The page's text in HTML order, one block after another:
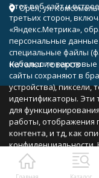
Орёл, ул.
Каталог товаров
Помощь
Политика
Этот веб-сайт и
третьих сторон,
«Яндекс.Метрика»,
персональные
специальные файлы
небольшие
сайты сохраняют в
устройства), пиксели,
идентификаторы. Эти
для
работы, отображения
контента, и тд, как
«Соглашаюсь», вы
использованием